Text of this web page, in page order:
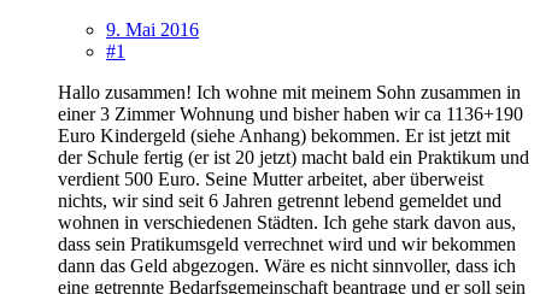
9. Mai 2016
#1
Hallo zusammen! Ich wohne mit meinem Sohn zusammen in
einer 3 Zimmer Wohnung und bisher haben wir ca 1136+190
Euro Kindergeld (siehe Anhang) bekommen. Er ist jetzt mit
der Schule fertig (er ist 20 jetzt) macht bald ein Praktikum und
verdient 500 Euro. Seine Mutter arbeitet, aber überweist
nichts, wir sind seit 6 Jahren getrennt lebend gemeldet und
wohnen in verschiedenen Städten. Ich gehe stark davon aus,
dass sein Pratikumsgeld verrechnet wird und wir bekommen
dann das Geld abgezogen. Wäre es nicht sinnvoller, dass ich
eine getrennte Bedarfsgemeinschaft beantrage und er soll sein